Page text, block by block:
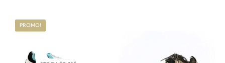
PROMO!